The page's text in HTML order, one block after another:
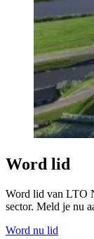
Word lid
Word lid van LTO
sector. Meld je nu
Word nu lid